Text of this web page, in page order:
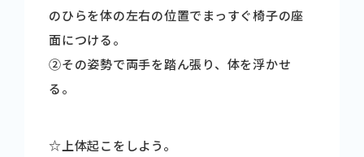
のひらを体の左右の位置でまっすぐ椅子の座
面につける。
➁その姿勢で両手を踏ん張り、体を浮かせ
る。
☆上体起こをしよう。